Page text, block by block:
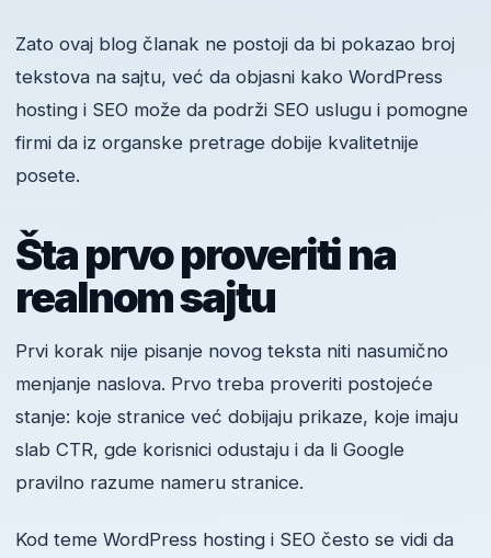
Zato ovaj blog članak ne postoji da bi pokazao broj
tekstova na sajtu, već da objasni kako WordPress
hosting i SEO može da podrži SEO uslugu i pomogne
firmi da iz organske pretrage dobije kvalitetnije
posete.
Šta prvo proveriti na
realnom sajtu
Prvi korak nije pisanje novog teksta niti nasumično
menjanje naslova. Prvo treba proveriti postojeće
stanje: koje stranice već dobijaju prikaze, koje imaju
slab CTR, gde korisnici odustaju i da li Google
pravilno razume nameru stranice.
Kod teme WordPress hosting i SEO često se vidi da